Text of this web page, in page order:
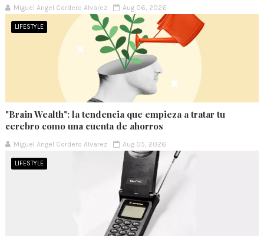
Miguel Angel Cordero Alvarez Aug 06, 2026
LIFESTYLE
"Brain Wealth": la tendencia que empieza a tratar tu
cerebro como una cuenta de ahorros
Miguel Angel Cordero Alvarez Aug 05, 2026
LIFESTYLE